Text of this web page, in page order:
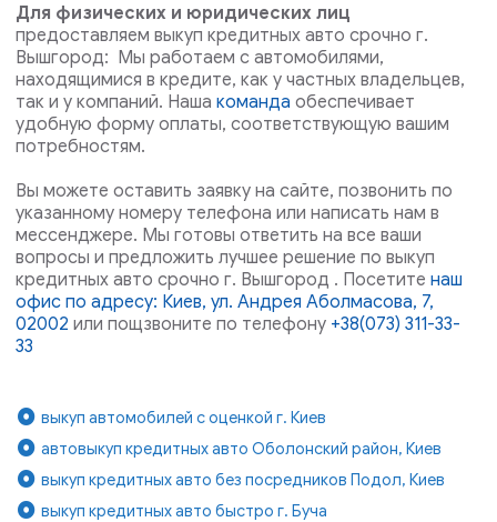
Для физических и юридических лиц
предоставляем выкуп кредитных авто срочно г.
Вышгород: Мы работаем с автомобилями,
находящимися в кредите, как у частных владельцев,
так и у компаний. Нашакомандаобеспечивает
удобную форму оплаты, соответствующую вашим
потребностям.
Вы можете оставить заявку на сайте, позвонить по
указанному номеру телефона или написать нам в
мессенджере. Мы готовы ответить на все ваши
вопросы и предложить лучшее решение по выкуп
кредитных авто срочно г. Вышгород . Посетитенаш
офис по адресу: Киев, ул. Андрея Аболмасова, 7,
02002 или пощзвоните по телефону +38(073) 311-33-
33
выкуп автомобилей с оценкой г. Киев
автовыкуп кредитных авто Оболонский район, Киев
выкуп кредитных авто без посредников Подол, Киев
выкуп кредитных авто быстро г. Буча